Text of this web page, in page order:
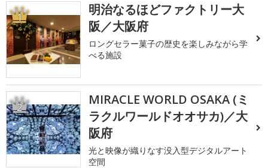
1
明治なるほどファクトリー大
阪／大阪府
ロングセラー菓子の歴史を楽しみながら学
べる施設
2
MIRACLE WORLD OSAKA (ミ
ラクルワールドオオサカ)／大
阪府
光と映像が織りなす没入型デジタルアート
空間